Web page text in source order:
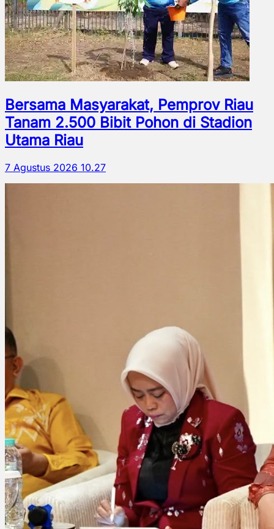
Bersama Masyarakat, Pemprov Riau
Tanam 2.500 Bibit Pohon di Stadion
Utama Riau
7 Agustus 2026 10.27